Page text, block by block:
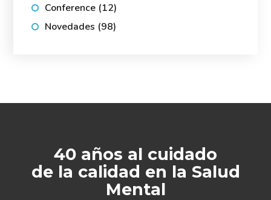
Conference (12)
Novedades (98)
40 años al cuidado
de la calidad en la Salud
Mental